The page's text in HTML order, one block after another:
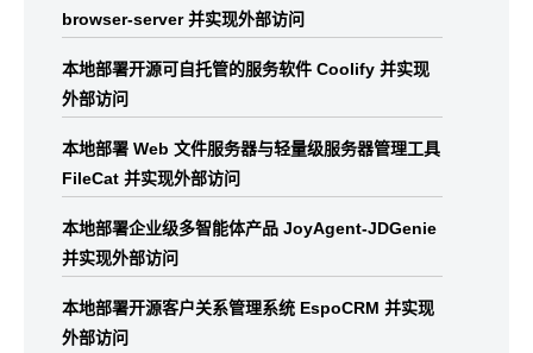
browser-server 并实现外部访问
本地部署开源可自托管的服务软件 Coolify 并实现
外部访问
本地部署 Web 文件服务器与轻量级服务器管理工具
FileCat 并实现外部访问
本地部署企业级多智能体产品 JoyAgent-JDGenie
并实现外部访问
本地部署开源客户关系管理系统 EspoCRM 并实现
外部访问